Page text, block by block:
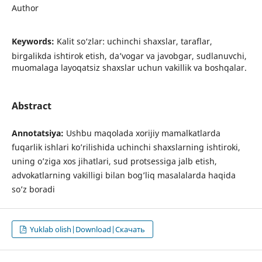
Author
Keywords: Kalit so‘zlar: uchinchi shaxslar, taraflar,
birgalikda ishtirok etish, da’vogar va javobgar, sudlanuvchi,
muomalaga layoqatsiz shaxslar uchun vakillik va boshqalar.
Abstract
Annotatsiya: Ushbu maqolada xorijiy mamalkatlarda
fuqarlik ishlari koʼrilishida uchinchi shaxslarning ishtiroki,
uning oʼziga xos jihatlari, sud protsessiga jalb etish,
advokatlarning vakilligi bilan bogʼliq masalalarda haqida
soʼz boradi
Yuklab olish|Download|Скачать